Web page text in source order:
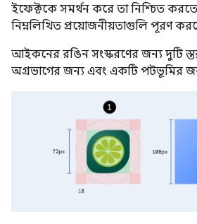
ইফেক্টকে সমর্থন করে তা নিশ্চিত
নিম্নলিখিত প্রয়োজনীয়তাগুলি পূরণ
আইকনের রঙিন সংস্করণের জন্য দুটি
অগ্রভাগের জন্য এবং একটি পটভূমির